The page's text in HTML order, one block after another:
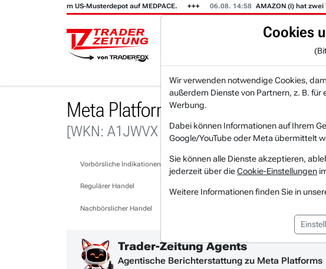
setzen im US-Musterdepot auf MEDPACE. 06.08. 14:58 AMAZON (i) hat zwei Tage
Meta Platforms Aktie News &
[WKN: A1JWVX | Symbol: META]
Vorbörsliche Indikationen
Regulärer Handel
Nachbörslicher Handel
Trader-Zeitung Agents
Agentische Berichterstattung zu Meta Platforms
Cookies
Wir verwenden notwendige Cookies,
außerdem Dienste von Partnern, z. B.
Werbung.
Dabei können Informationen auf Ihrem
Google/YouTube oder Meta übermittelt
Sie können alle Dienste akzeptieren,
jederzeit über dieCookie-Einstellungen
Weitere Informationen finden Sie in